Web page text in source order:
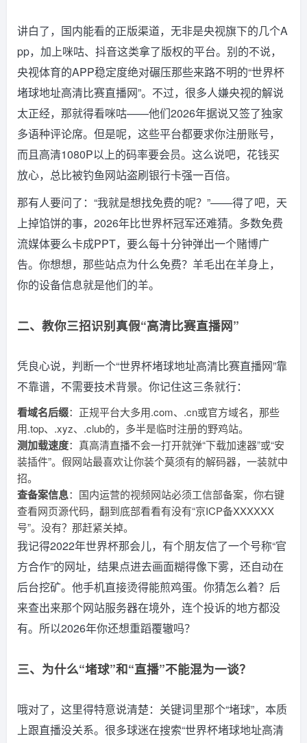
讲白了，国内能看的正版渠道，无非是央视旗下的几个A
pp，加上咪咕、抖音这类拿了版权的平台。别的不说，
央视体育的APP稳定度绝对碾压那些来路不明的“世界杯
堵球地址高清比赛直播网”。不过，很多人嫌央视的解说
太正经，那就得看咪咕——他们2026年据说又签了独家
多语种评论席。但是呢，这些平台都要求你注册账号，
而且高清1080P以上的码率要会员。这么说吧，花钱买
放心，总比被钓鱼网站盗刷银行卡强一百倍。
那有人要问了：“我就是想找免费的呢？”——得了吧，天
上掉馅饼的事，2026年比世界杯冠军还难猜。多数免费
流媒体要么卡成PPT，要么每十分钟弹出一个赌博广
告。你想想，那些站点为什么免费？羊毛出在羊身上，
你的设备信息就是他们的羊。
二、教你三招识别真假“高清比赛直播网”
凭良心说，判断一个“世界杯堵球地址高清比赛直播网”靠
不靠谱，不需要技术背景。你记住这三条就行：
看域名后缀：正规平台大多用.com、.cn或官方域名，那些
用.top、.xyz、.club的，多半是临时注册的野鸡站。
测加载速度：真高清直播不会一打开就弹“下载加速器”或“安
装插件”。假网站最喜欢让你装个莫须有的解码器，一装就中
招。
查备案信息：国内运营的视频网站必须工信部备案，你右键
查看网页源代码，翻到底部看看有没有“京ICP备XXXXXX
号”。没有？那赶紧关掉。
我记得2022年世界杯那会儿，有个朋友信了一个号称“官
方合作”的网址，结果点进去画面糊得像下雾，还自动在
后台挖矿。他手机直接烫得能煎鸡蛋。你猜怎么着？后
来查出来那个网站服务器在境外，连个投诉的地方都没
有。所以2026年你还想重蹈覆辙吗？
三、为什么“堵球”和“直播”不能混为一谈？
哦对了，这里得特意说清楚：关键词里那个“堵球”，本质
上跟直播没关系。很多球迷在搜索“世界杯堵球地址高清